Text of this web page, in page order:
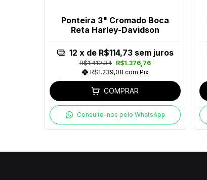
Ponteira 3" Cromado Boca
Reta Harley-Davidson
R$1.419,34 R$1.376,76
R$1.239,08 com Pix
12 x de R$114,73 sem juros
COMPRAR
Consulte-nos pelo WhatsApp